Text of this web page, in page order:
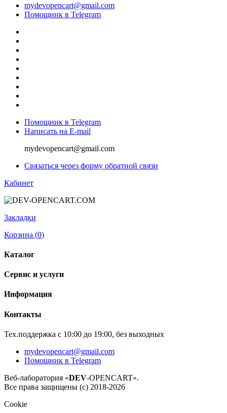
mydevopencart@gmail.com
Помощник в Telegram
Помощник в Telegram
Написать на E-mail
mydevopencart@gmail.com
Связаться через форму обратной связи
Кабинет
Закладки
Корзина (0)
Каталог
Сервис и услуги
Информация
Контакты
Тех.поддержка с 10:00 до 19:00, без выходных
mydevopencart@gmail.com
Помощник в Telegram
Веб-лаборатория «DEV-OPENCART».
Все права защищены (с) 2018-2026
Cookie